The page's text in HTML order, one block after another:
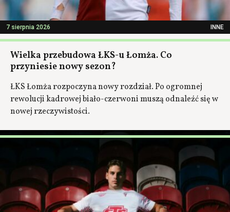
7 sierpnia 2026 INNE
Wielka przebudowa ŁKS-u Łomża. Co
przyniesie nowy sezon?
ŁKS Łomża rozpoczyna nowy rozdział. Po ogromnej
rewolucji kadrowej biało-czerwoni muszą odnaleźć się w
nowej rzeczywistości.